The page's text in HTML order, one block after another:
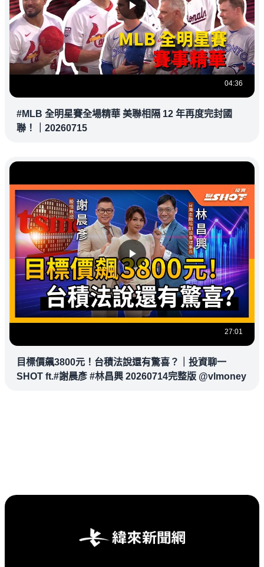
04:36
#MLB 全明星賽全場精華 美聯相隔 12 年再度完封國
聯！｜20260715
27:01
目標價飆3800元！台積法說還有驚喜？｜投資聊一
SHOT ft.#謝晨彥 #林昌興 20260714完整版 @vlmoney